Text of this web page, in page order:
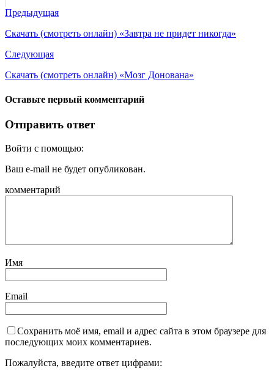
Предыдущая
Скачать (смотреть онлайн) «Завтра не придет никогда»
Следующая
Скачать (смотреть онлайн) «Мозг Донована»
Оставьте первый комментарий
Отправить ответ
Войти с помощью:
Ваш e-mail не будет опубликован.
комментарий
Имя
Email
Сохранить моё имя, email и адрес сайта в этом браузере для
последующих моих комментариев.
Пожалуйста, введите ответ цифрами: